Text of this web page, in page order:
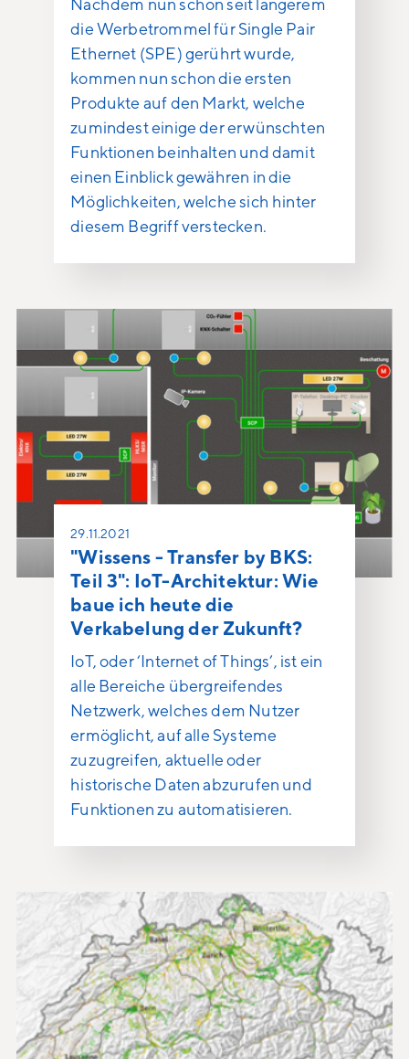
Nachdem nun schon seit längerem
die Werbetrommel für Single Pair
Ethernet (SPE) gerührt wurde,
kommen nun schon die ersten
Produkte auf den Markt, welche
zumindest einige der erwünschten
Funktionen beinhalten und damit
einen Einblick gewähren in die
Möglichkeiten, welche sich hinter
diesem Begriff verstecken.
29.11.2021
"Wissens - Transfer by BKS:
Teil 3": IoT-Architektur: Wie
baue ich heute die
Verkabelung der Zukunft?
IoT, oder ‘Internet of Things’, ist ein
alle Bereiche übergreifendes
Netzwerk, welches dem Nutzer
ermöglicht, auf alle Systeme
zuzugreifen, aktuelle oder
historische Daten abzurufen und
Funktionen zu automatisieren.